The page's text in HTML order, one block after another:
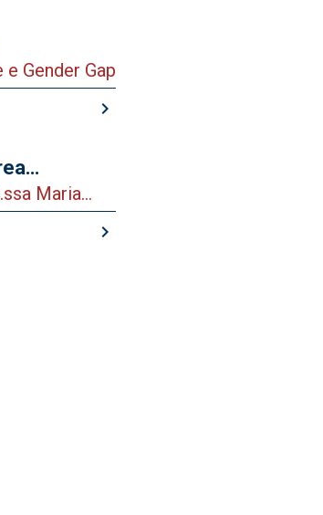
Gender Gap
keyboard_arrow_right
Maria
keyboard_arrow_right